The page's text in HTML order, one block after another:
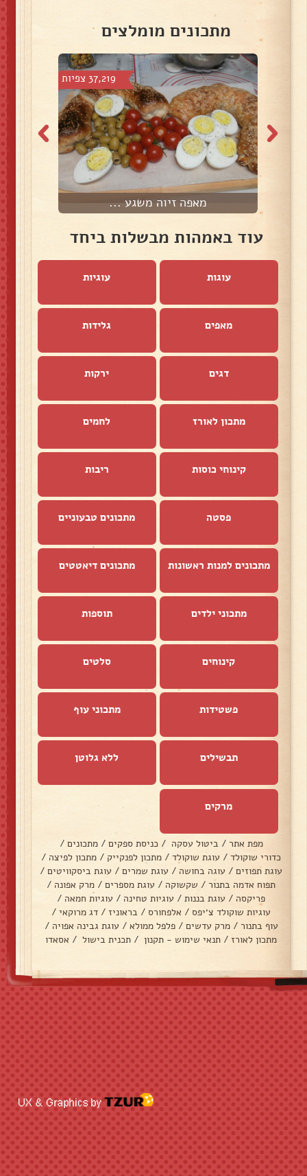
מתכונים מומלצים
37,219 צפיות
מאפה זיוה משגע ...
עוד באמהות מבשלות ביחד
עוגות עוגיות
מאפים גלידות
דגים ירקות
מתכון לאורז לחמים
קינוחי כוסות ריבות
פסטה מתכונים טבעוניים
מתכונים למנות ראשונות מתכונים דיאטטים
מתכוני ילדים תוספות
קינוחים סלטים
פשטידות מתכוני עוף
תבשילים ללא גלוטן
מרקים
מפת אתר / ביטול עסקה / כניסת ספקים / מתכונים /
כדורי שוקולד / עוגת שוקולד / מתכון לפנקייק / מתכון לפיצה /
עוגת תפוזים / עוגה בחושה / עוגת שמרים / עוגת ביסקוויטים /
תפוח אדמה בתנור / שקשוקה / עוגת מספרים / מרק אפונה /
פריקסה / עוגת בננות / עוגיות טחינה / עוגיות חמאה /
עוגיות שוקולד צ׳יפס / אלפחורס / בראוניז / דג מרוקאי /
עוף בתנור / מרק עדשים / פלפל ממולא / עוגת גבינה אפויה /
מתכון לאורז / תנאי שימוש - תקנון / תכנית בישול / אסאדו